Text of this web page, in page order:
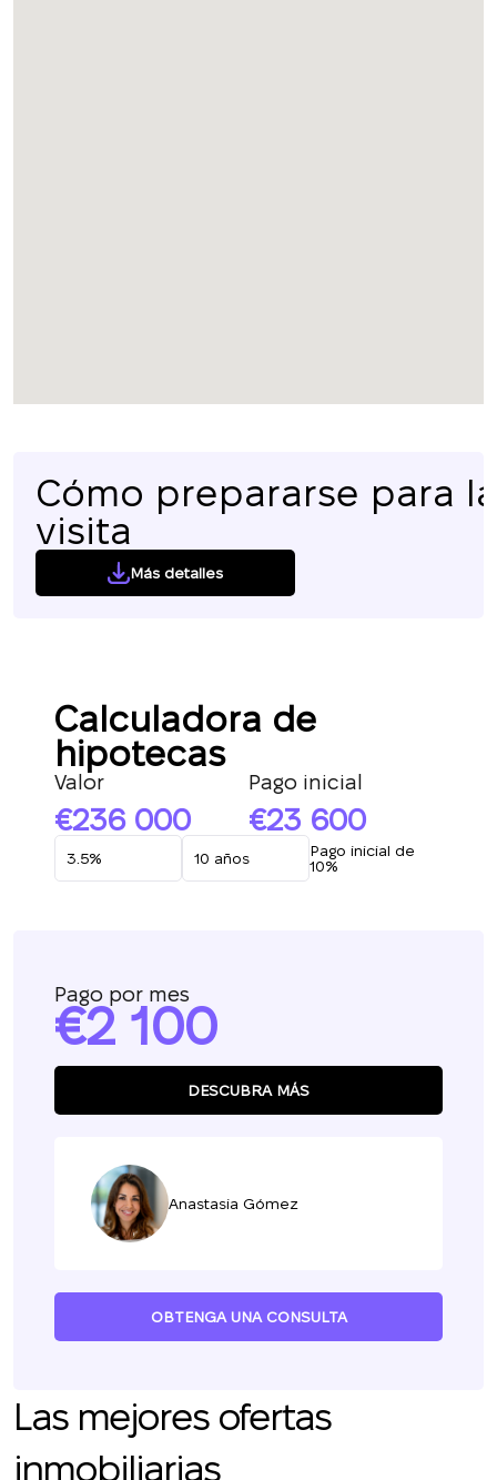
Cómo prepararse para la
visita
Más detalles
Calculadora de
hipotecas
Valor
236 000
Pago inicial
23 600
Pago inicial de
10%
Pago por mes
2 100
DESCUBRA MÁS
Anastasia Gómez
OBTENGA UNA CONSULTA
Las mejores ofertas
inmobiliarias